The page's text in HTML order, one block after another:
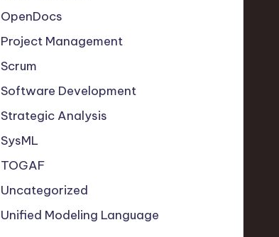
OpenDocs
Project Management
Scrum
Software Development
Strategic Analysis
SysML
TOGAF
Uncategorized
Unified Modeling Language